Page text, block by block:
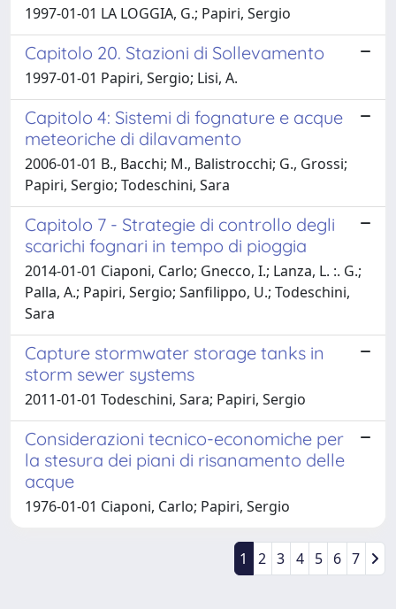
1997-01-01 LA LOGGIA, G.; Papiri, Sergio
Capitolo 20. Stazioni di Sollevamento
1997-01-01 Papiri, Sergio; Lisi, A.
Capitolo 4: Sistemi di fognature e acque
meteoriche di dilavamento
2006-01-01 B., Bacchi; M., Balistrocchi; G., Grossi;
Papiri, Sergio; Todeschini, Sara
Capitolo 7 - Strategie di controllo degli
scarichi fognari in tempo di pioggia
2014-01-01 Ciaponi, Carlo; Gnecco, I.; Lanza, L. :. G.;
Palla, A.; Papiri, Sergio; Sanfilippo, U.; Todeschini,
Sara
Capture stormwater storage tanks in
storm sewer systems
2011-01-01 Todeschini, Sara; Papiri, Sergio
Considerazioni tecnico-economiche per
la stesura dei piani di risanamento delle
acque
1976-01-01 Ciaponi, Carlo; Papiri, Sergio
1 2 3 4 5 6 7